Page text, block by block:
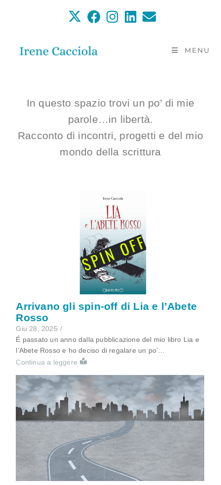
MENU
In questo spazio trovi un po’ di mie
parole…in libertà.
Racconto di incontri, progetti e del mio
mondo della scrittura
Arrivano gli spin-off di Lia e l’Abete
Rosso
Giu 28, 2025 /
É passato un anno dalla pubblicazione del mio libro Lia e
l’Abete Rosso e ho deciso di regalare un po’…
Continua a leggere